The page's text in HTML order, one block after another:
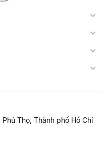
Thọ, Thành phố Hồ Chí